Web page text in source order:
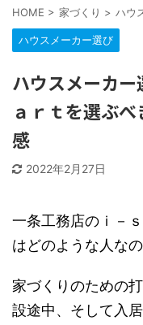
HOME > 家づくり > ハウ
ハウスメーカー選び
ハウスメーカ
ａｒｔを選ぶ
感
2022年2月27日
一条工務店のｉ－
はどのような人な
家づくりのための
設途中、そして入